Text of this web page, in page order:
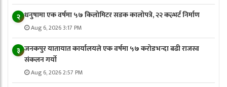
२ धनुषामा एक वर्षमा ५७ किलोमिटर सडक कालोपत्रे, २२ कल्भर्ट निर्माण
Aug 6, 2026 3:17 PM
३ जनकपुर यातायात कार्यालयले एक वर्षमा ५७ करोडभन्दा बढी राजस्व
संकलन गर्याे
Aug 6, 2026 2:57 PM